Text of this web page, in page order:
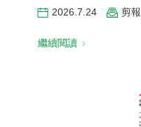
2026.7.24 剪報
繼續閱讀